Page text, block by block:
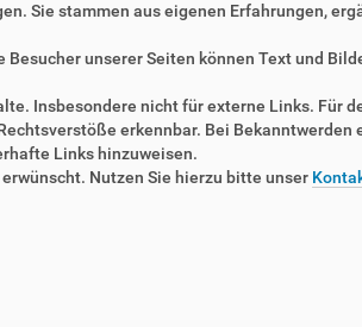
Sie stammen aus eigenen Erfahrungen,
unserer Seiten können Text und
Insbesondere nicht für externe Links. Für
erkennbar. Bei
Links hinzuweisen.
Nutzen Sie hierzu bitte unser